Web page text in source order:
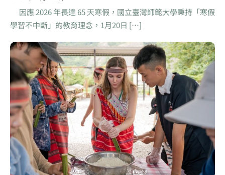
因應 2026 年長達 65 天寒假，國立臺灣師範大學秉持「寒假
學習不中斷」的教育理念，1月20日 […]